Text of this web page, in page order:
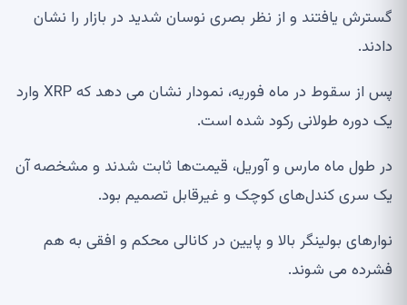
گسترش یافتند و از نظر بصری نوسان شدید در بازار را نشان
دادند.
پس از سقوط در ماه فوریه، نمودار نشان می دهد که XRP وارد
یک دوره طولانی رکود شده است.
در طول ماه مارس و آوریل، قیمت‌ها ثابت شدند و مشخصه آن
یک سری کندل‌های کوچک و غیرقابل تصمیم بود.
نوارهای بولینگر بالا و پایین در کانالی محکم و افقی به هم
فشرده می شوند.